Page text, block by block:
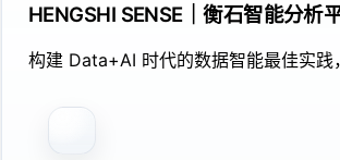
HENGSHI SENSE｜衡石智能分析
构建 Data+AI 时代的数据智能最佳实